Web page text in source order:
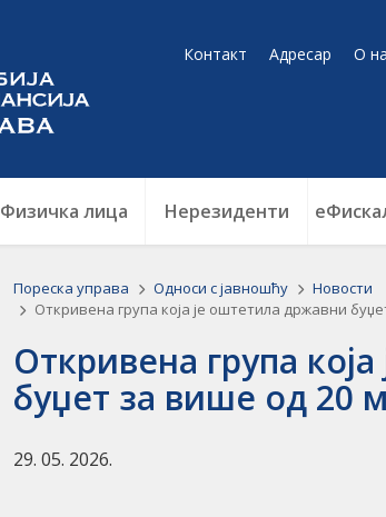
Контакт Адресар О
Физичка лица Нерезиденти
Пореска управа Односи с јавношћу
Новости
Откривена група која је оштетила државни
Откривена група
буџет за више од 20
29. 05. 2026.